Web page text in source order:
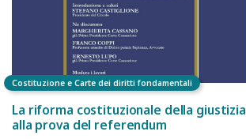
Costituzione e Carte dei diritti fondamentali
La riforma costituzionale della giustizia
alla prova del referendum